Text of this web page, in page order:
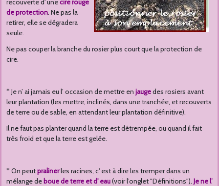
recouverte d' unecire rouge
de protection. Ne pas la
retirer, elle se dégradera
seule.
Ne pas couper la branche du rosier plus court que la protection de
cire.
* Je n’ ai jamais eu l’ occasion de mettre en jaugedes rosiers avant
leur plantation (les mettre, inclinés, dans une tranchée, et recouverts
de terre ou de sable, en attendant leur plantation définitive).
Il ne faut pas planter quand la terre est détrempée, ou quand il fait
très froid et que la terre est gelée.
* On peutpralinerles racines, c' est à dire les tremper dans un
mélange de boue de terre et d' eau(voir l’onglet "Définitions"). Je ne l’